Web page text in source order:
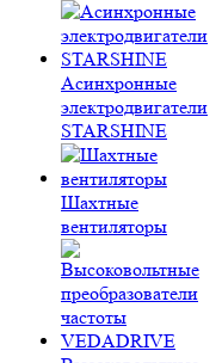
Асинхронные
электродвигатели
STARSHINE
Шахтные
вентиляторы